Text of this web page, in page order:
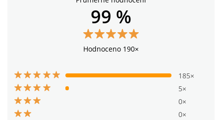
99 %
Hodnoceno 190×
185×
5×
0×
0×